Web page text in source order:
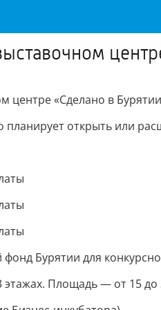
центре «Сделано в
планирует открыть или
Бурятии для
Площадь — от 15 до